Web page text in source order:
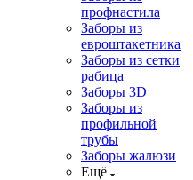
профнастила
Заборы из
евроштакетника
Заборы из сетки
рабица
Заборы 3D
Заборы из
профильной
трубы
Заборы жалюзи
Ещё